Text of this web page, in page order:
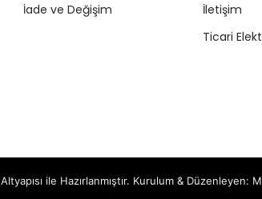
İade ve Değişim
İletişim
Ticari
Altyapısı ile Hazırlanmıştır. Kurulum & Düzenleyen: